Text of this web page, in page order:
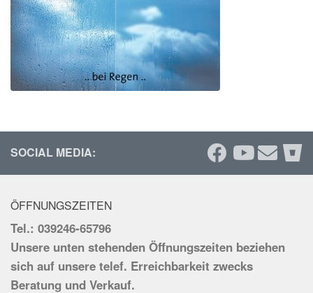
SOCIAL MEDIA:
ÖFFNUNGSZEITEN
Tel.: 039246-65796
Unsere unten stehenden Öffnungszeiten beziehen
sich auf unsere telef. Erreichbarkeit zwecks
Beratung und Verkauf.